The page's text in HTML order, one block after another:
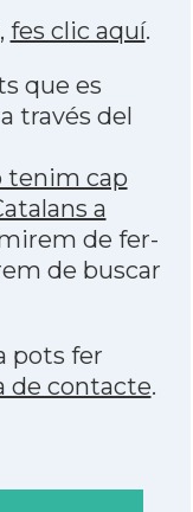
fes clic aquí.
que es
través del
tenim cap
a
de fer-
de buscar
pots fer
de contacte.